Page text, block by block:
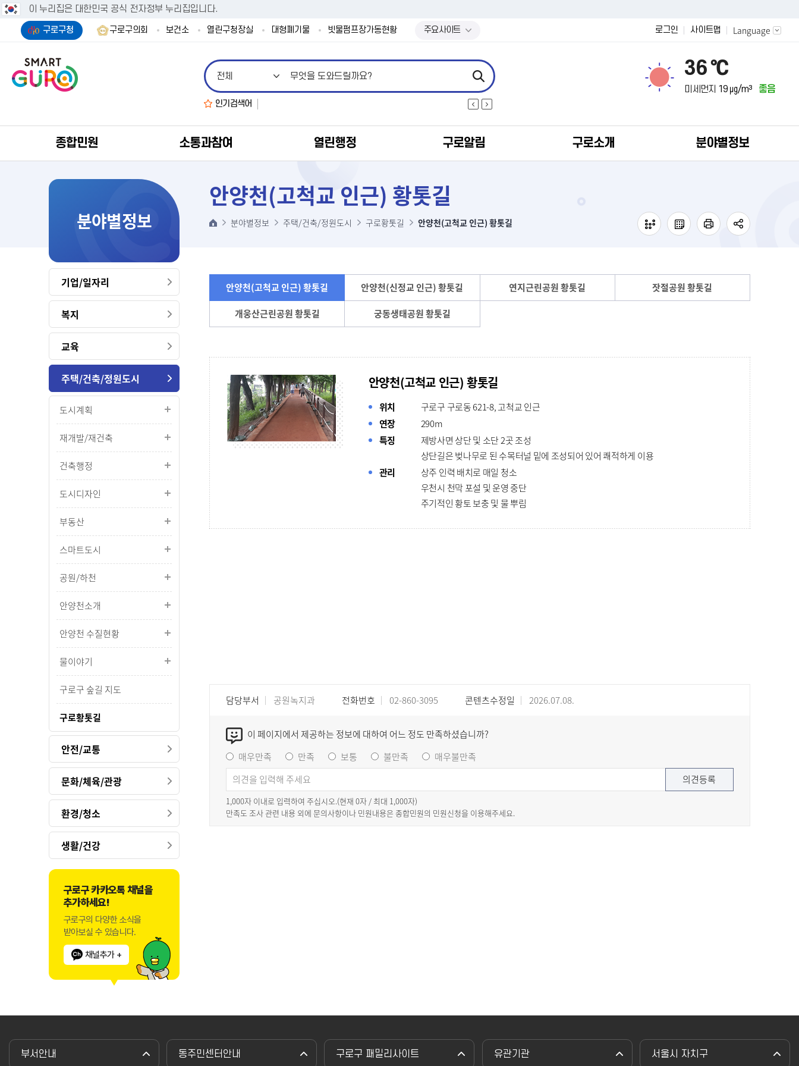
이 누리집은 대한민국 공식 전자정부 누리집입니다.
구로구청 구로구의회 보건소 열린구청장실 대형폐기물 빗물펌프장가동현황 주요사이트 로그인 사이트맵 Language
인기검색어
36 ℃
미세먼지 19 ㎍/m³ 좋음
종합민원 소통과참여 열린행정 구로알림 구로소개 분야별정보
분야별정보
기업/일자리
복지
교육
주택/건축/정원도시
도시계획
재개발/재건축
건축행정
도시디자인
부동산
스마트도시
공원/하천
안양천소개
안양천 수질현황
물이야기
구로구 숲길 지도
구로황톳길
안전/교통
문화/체육/관광
환경/청소
생활/건강
구로구 카카오톡 채널을
추가하세요!
구로구의 다양한 소식을
받아보실 수 있습니다.
채널추가 +
안양천(고척교 인근) 황톳길
분야별정보 주택/건축/정원도시 구로황톳길 안양천(고척교 인근) 황톳길
안양천(고척교 인근) 황톳길 안양천(신정교 인근) 황톳길 연지근린공원 황톳길
잣절공원 황톳길
개웅산근린공원 황톳길
궁동생태공원 황톳길
안양천(고척교 인근) 황톳길
위치
구로구 구로동 621-8, 고척교 인근
연장
290m
특징
제방사면 상단 및 소단 2곳 조성
상단길은 벚나무로 된 수목터널 밑에 조성되어 있어 쾌적하게 이용
관리
상주 인력 배치로 매일 청소
우천시 천막 포설 및 운영 중단
주기적인 황토 보충 및 물 뿌림
담당부서 공원녹지과 전화번호 02-860-3095 콘텐츠수정일 2026.07.08.
이 페이지에서 제공하는 정보에 대하여 어느 정도 만족하셨습니까?
매우만족
만족 보통 불만족 매우불만족
1,000자 이내로 입력하여 주십시오.(현재0자 / 최대 1,000자)
만족도 조사 관련 내용 외에 문의사항이나 민원내용은 종합민원의 민원신청을 이용해주세요.
부서안내 동주민센터안내 구로구 패밀리사이트 유관기관 서울시 자치구